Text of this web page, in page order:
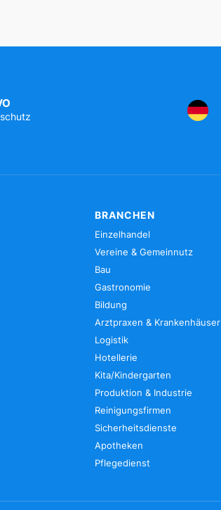
BRANCHEN
Einzelhandel
Vereine & Gemeinnutz
Bau
Gastronomie
Bildung
Arztpraxen & Krankenhäuser
Logistik
Hotellerie
Kita/Kindergarten
Produktion & Industrie
Reinigungsfirmen
Sicherheitsdienste
Apotheken
Pflegedienst